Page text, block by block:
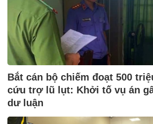
Bắt cán bộ chiếm đoạt 500
cứu trợ lũ lụt: Khởi tố vụ án
dư luận